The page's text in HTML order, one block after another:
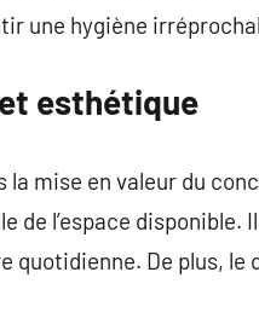
une hygiène
esthétique
mise en valeur du
de l’espace
quotidienne. De plus, le